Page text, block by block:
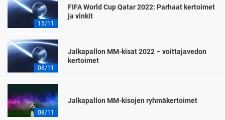
15/11
FIFA World Cup Qatar 2022: Parhaat kertoimet
ja vinkit
08/11
Jalkapallon MM-kisat 2022 – voittajavedon
kertoimet
08/11
Jalkapallon MM-kisojen ryhmäkertoimet